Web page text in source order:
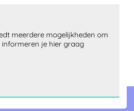
meerdere mogelijkheden om
informeren je hier graag